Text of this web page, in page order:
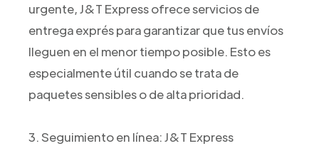
urgente, J&T Express ofrece servicios de
entrega exprés para garantizar que tus envíos
lleguen en el menor tiempo posible. Esto es
especialmente útil cuando se trata de
paquetes sensibles o de alta prioridad.
3. Seguimiento en línea: J&T Express